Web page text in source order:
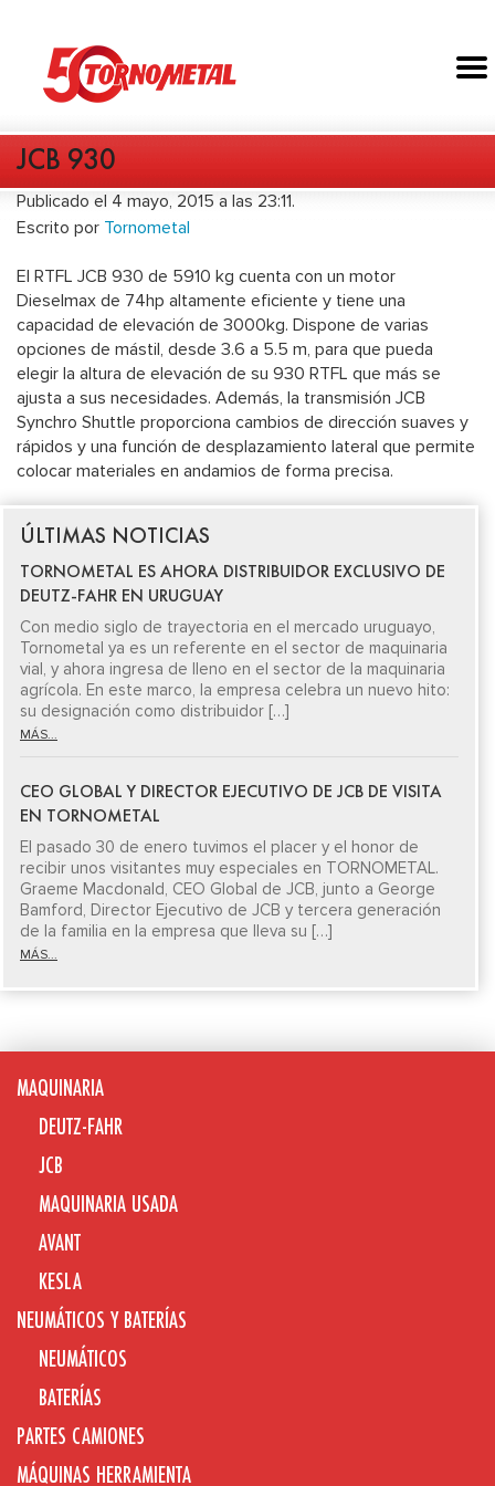
JCB 930
Publicado el 4 mayo, 2015 a las 23:11.
Escrito por Tornometal
El RTFL JCB 930 de 5910 kg cuenta con un motor
Dieselmax de 74hp altamente eficiente y tiene una
capacidad de elevación de 3000kg. Dispone de varias
opciones de mástil, desde 3.6 a 5.5 m, para que pueda
elegir la altura de elevación de su 930 RTFL que más se
ajusta a sus necesidades. Además, la transmisión JCB
Synchro Shuttle proporciona cambios de dirección suaves y
rápidos y una función de desplazamiento lateral que permite
colocar materiales en andamios de forma precisa.
ÚLTIMAS NOTICIAS
TORNOMETAL ES AHORA DISTRIBUIDOR EXCLUSIVO DE
DEUTZ-FAHR EN URUGUAY
Con medio siglo de trayectoria en el mercado uruguayo,
Tornometal ya es un referente en el sector de maquinaria
vial, y ahora ingresa de lleno en el sector de la maquinaria
agrícola. En este marco, la empresa celebra un nuevo hito:
su designación como distribuidor […]
MÁS...
CEO GLOBAL Y DIRECTOR EJECUTIVO DE JCB DE VISITA
EN TORNOMETAL
El pasado 30 de enero tuvimos el placer y el honor de
recibir unos visitantes muy especiales en TORNOMETAL.
Graeme Macdonald, CEO Global de JCB, junto a George
Bamford, Director Ejecutivo de JCB y tercera generación
de la familia en la empresa que lleva su […]
MÁS...
MAQUINARIA
DEUTZ-FAHR
JCB
MAQUINARIA USADA
AVANT
KESLA
NEUMÁTICOS Y BATERÍAS
NEUMÁTICOS
BATERÍAS
PARTES CAMIONES
MÁQUINAS HERRAMIENTA